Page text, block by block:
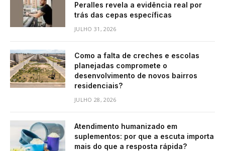
Peralles revela a evidência real por
trás das cepas específicas
JULHO 31, 2026
Como a falta de creches e escolas
planejadas compromete o
desenvolvimento de novos bairros
residenciais?
JULHO 28, 2026
Atendimento humanizado em
suplementos: por que a escuta importa
mais do que a resposta rápida?